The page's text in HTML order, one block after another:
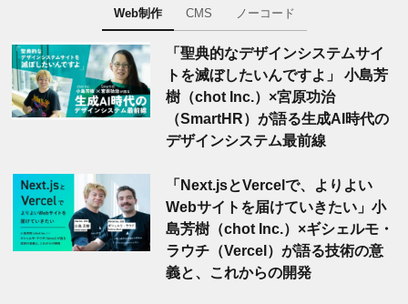
Web制作 CMS ノーコード
「聖典的なデザインシステムサイ
トを滅ぼしたいんですよ」 小島芳
樹（chot Inc.）×宮原功治
（SmartHR）が語る生成AI時代の
デザインシステム最前線
「Next.jsとVercelで、よりよい
Webサイトを届けていきたい」小
島芳樹（chot Inc.）×ギシェルモ・
ラウチ（Vercel）が語る技術の意
義と、これからの開発